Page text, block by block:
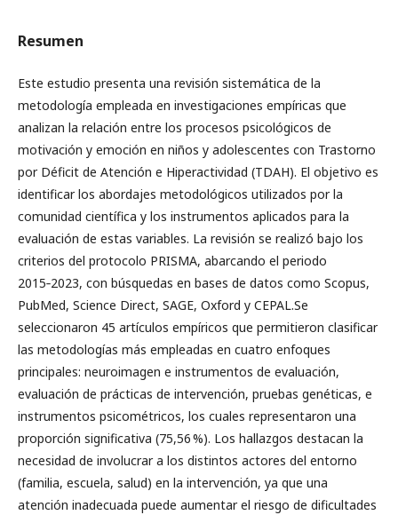
Resumen
Este estudio presenta una revisión sistemática de la
metodología empleada en investigaciones empíricas que
analizan la relación entre los procesos psicológicos de
motivación y emoción en niños y adolescentes con Trastorno
por Déficit de Atención e Hiperactividad (TDAH). El objetivo es
identificar los abordajes metodológicos utilizados por la
comunidad científica y los instrumentos aplicados para la
evaluación de estas variables. La revisión se realizó bajo los
criterios del protocolo PRISMA, abarcando el periodo
2015‑2023, con búsquedas en bases de datos como Scopus,
PubMed, Science Direct, SAGE, Oxford y CEPAL.Se
seleccionaron 45 artículos empíricos que permitieron clasificar
las metodologías más empleadas en cuatro enfoques
principales: neuroimagen e instrumentos de evaluación,
evaluación de prácticas de intervención, pruebas genéticas, e
instrumentos psicométricos, los cuales representaron una
proporción significativa (75,56 %). Los hallazgos destacan la
necesidad de involucrar a los distintos actores del entorno
(familia, escuela, salud) en la intervención, ya que una
atención inadecuada puede aumentar el riesgo de dificultades